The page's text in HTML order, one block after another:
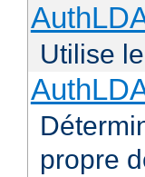
Utilise
propre